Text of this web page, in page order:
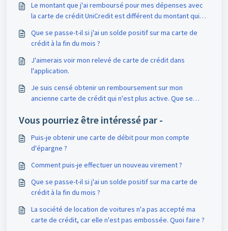
Le montant que j'ai remboursé pour mes dépenses avec
la carte de crédit UniCredit est différent du montant qui
se fait-il ?
Que se passe-t-il si j'ai un solde positif sur ma carte de
crédit à la fin du mois ?
J'aimerais voir mon relevé de carte de crédit dans
l'application.
Je suis censé obtenir un remboursement sur mon
ancienne carte de crédit qui n'est plus active. Que se
Vous pourriez être intéressé par -
Puis-je obtenir une carte de débit pour mon compte
d'épargne ?
Comment puis-je effectuer un nouveau virement ?
Que se passe-t-il si j'ai un solde positif sur ma carte de
crédit à la fin du mois ?
La société de location de voitures n'a pas accepté ma
carte de crédit, car elle n'est pas embossée. Quoi faire ?